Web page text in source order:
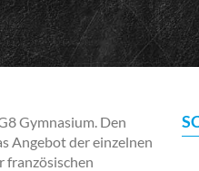
Gymnasium. Den
Angebot der einzelnen
französischen